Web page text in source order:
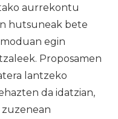
aurrekontu
hutsuneak bete
egin
Proposamen
lantzeko
da idatzian,